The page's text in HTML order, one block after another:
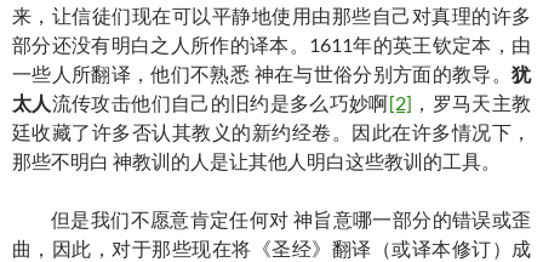
来，让信徒们现在可以平静地使用由那些自己对真理的许多
部分还没有明白之人所作的译本。1611年的英王钦定本，由
一些人所翻译，他们不熟悉 神在与世俗分别方面的教导。 犹
太人流传攻击他们自己的旧约是多么巧妙啊[2] ，罗马天主教
廷收藏了许多否认其教义的新约经卷。因此在许多情况下，
那些不明白 神教训的人是让其他人明白这些教训的工具。
但是我们不愿意肯定任何对 神旨意哪一部分的错误或歪
曲，因此，对于那些现在将《圣经》翻译（或译本修订）成